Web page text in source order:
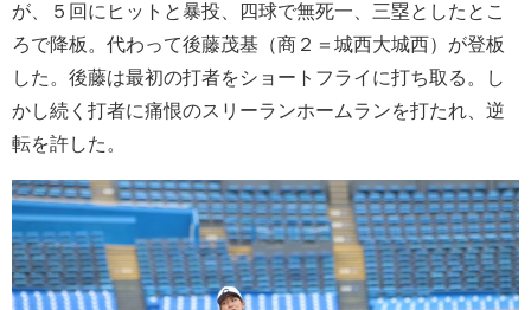
が、５回にヒットと暴投、四球で無死一、三塁としたとこ
ろで降板。 代わって後藤茂基（商２＝城西大城西）が登板
した。後藤は最初の打者をショートフライに打ち取る。
し
かし続く打者に痛恨のスリーランホームランを打たれ、逆
転を許した。